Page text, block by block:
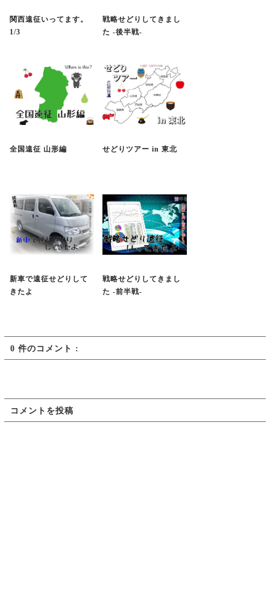
関西遠征いってます。
1/3
戦略せどりしてきまし
た -後半戦-
全国遠征 山形編 せどりツアー in 東北
新車で遠征せどりして
きたよ
戦略せどりしてきまし
た -前半戦-
0 件のコメント :
コメントを投稿